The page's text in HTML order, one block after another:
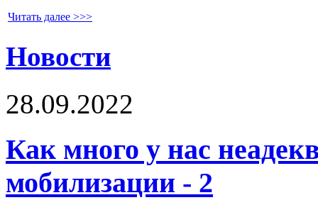
Читать далее >>>
Новости
28.09.2022
Как много у нас
мобилизации - 2